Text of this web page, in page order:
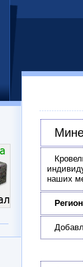
наших